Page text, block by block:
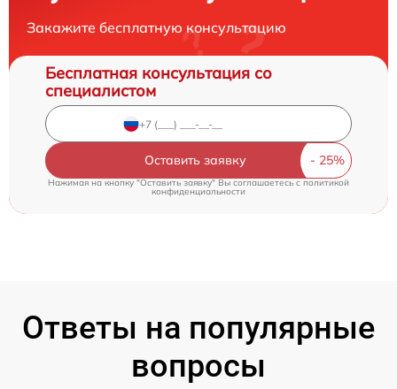
Закажите бесплатную консультацию
Бесплатная консультация со
специалистом
Оставить заявку
Нажимая на кнопку "Оставить заявку" Вы соглашаетесь c политикой
конфиденциальности
Ответы на популярные
вопросы